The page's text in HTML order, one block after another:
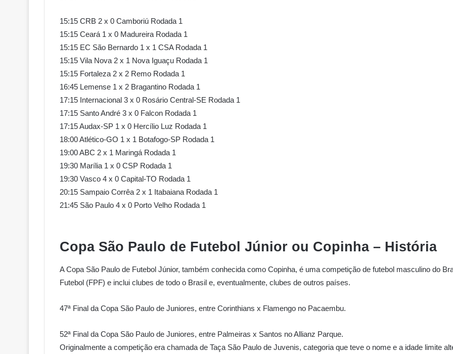
15:15 CRB 2 x 0 Camboriú Rodada 1
15:15 Ceará 1 x 0 Madureira Rodada 1
15:15 EC São Bernardo 1 x 1 CSA Rodada 1
15:15 Vila Nova 2 x 1 Nova Iguaçu Rodada 1
15:15 Fortaleza 2 x 2 Remo Rodada 1
16:45 Lemense 1 x 2 Bragantino Rodada 1
17:15 Internacional 3 x 0 Rosário Central-SE Rodada 1
17:15 Santo André 3 x 0 Falcon Rodada 1
17:15 Audax-SP 1 x 0 Hercílio Luz Rodada 1
18:00 Atlético-GO 1 x 1 Botafogo-SP Rodada 1
19:00 ABC 2 x 1 Maringá Rodada 1
19:30 Marília 1 x 0 CSP Rodada 1
19:30 Vasco 4 x 0 Capital-TO Rodada 1
20:15 Sampaio Corrêa 2 x 1 Itabaiana Rodada 1
21:45 São Paulo 4 x 0 Porto Velho Rodada 1
Copa São Paulo de Futebol Júnior ou Copinha – História
A Copa São Paulo de Futebol Júnior, também conhecida como Copinha, é uma competição de futebol masculino do
Futebol (FPF) e inclui clubes de todo o Brasil e, eventualmente, clubes de outros países.
47ª Final da Copa São Paulo de Juniores, entre Corinthians x Flamengo no Pacaembu.
52ª Final da Copa São Paulo de Juniores, entre Palmeiras x Santos no Allianz Parque.
Originalmente a competição era chamada de Taça São Paulo de Juvenis, categoria que teve o nome e a idade limite